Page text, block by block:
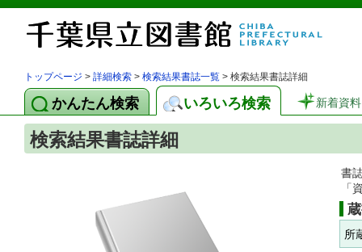
トップページ > 詳細検索 > 検索結果書誌一覧 > 検索結果書誌詳細
かんたん検索 いろいろ検索 新着資料
検索結果書誌詳細
書
「
所